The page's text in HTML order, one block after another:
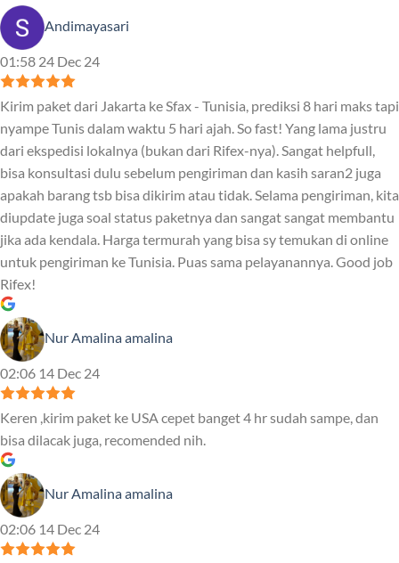
Andimayasari
01:58 24 Dec 24
Kirim paket dari Jakarta ke Sfax - Tunisia, prediksi 8 hari maks tapi
nyampe Tunis dalam waktu 5 hari ajah. So fast! Yang lama justru
dari ekspedisi lokalnya (bukan dari Rifex-nya). Sangat helpfull,
bisa konsultasi dulu sebelum pengiriman dan kasih saran2 juga
apakah barang tsb bisa dikirim atau tidak. Selama pengiriman, kita
diupdate juga soal status paketnya dan sangat sangat membantu
jika ada kendala. Harga termurah yang bisa sy temukan di online
untuk pengiriman ke Tunisia. Puas sama pelayanannya. Good job
Rifex!
Nur Amalina amalina
02:06 14 Dec 24
Keren ,kirim paket ke USA cepet banget 4 hr sudah sampe, dan
bisa dilacak juga, recomended nih.
Nur Amalina amalina
02:06 14 Dec 24